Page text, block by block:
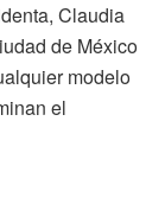
Claudia
de México
modelo
el